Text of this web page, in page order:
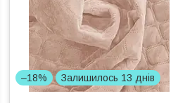
–18% Залишилось 13 днів